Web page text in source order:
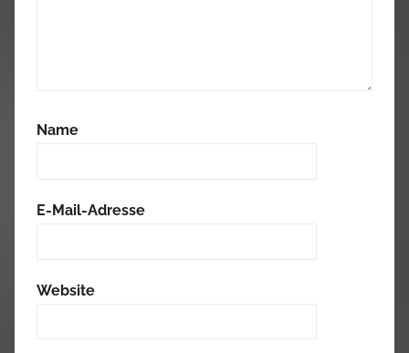
Name
E-Mail-Adresse
Website